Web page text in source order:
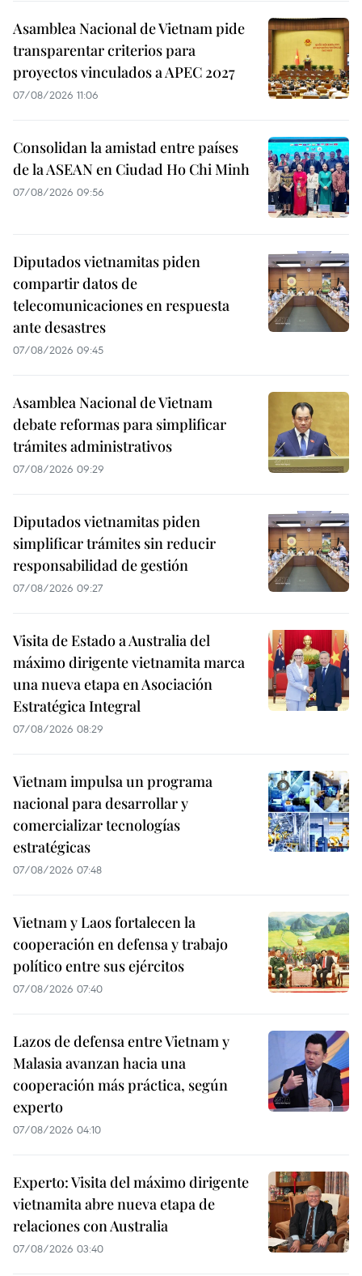
Asamblea Nacional de Vietnam pide
transparentar criterios para
proyectos vinculados a APEC 2027
07/08/2026 11:06
Consolidan la amistad entre países
de la ASEAN en Ciudad Ho Chi Minh
07/08/2026 09:56
Diputados vietnamitas piden
compartir datos de
telecomunicaciones en respuesta
ante desastres
07/08/2026 09:45
Asamblea Nacional de Vietnam
debate reformas para simplificar
trámites administrativos
07/08/2026 09:29
Diputados vietnamitas piden
simplificar trámites sin reducir
responsabilidad de gestión
07/08/2026 09:27
Visita de Estado a Australia del
máximo dirigente vietnamita marca
una nueva etapa en Asociación
Estratégica Integral
07/08/2026 08:29
Vietnam impulsa un programa
nacional para desarrollar y
comercializar tecnologías
estratégicas
07/08/2026 07:48
Vietnam y Laos fortalecen la
cooperación en defensa y trabajo
político entre sus ejércitos
07/08/2026 07:40
Lazos de defensa entre Vietnam y
Malasia avanzan hacia una
cooperación más práctica, según
experto
07/08/2026 04:10
Experto: Visita del máximo dirigente
vietnamita abre nueva etapa de
relaciones con Australia
07/08/2026 03:40